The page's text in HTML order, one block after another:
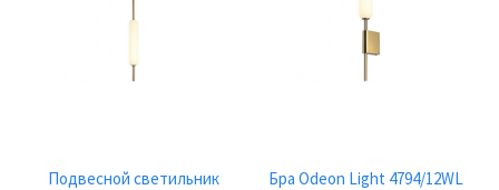
Подвесной светильник
Бра Odeon Light 4794/12WL